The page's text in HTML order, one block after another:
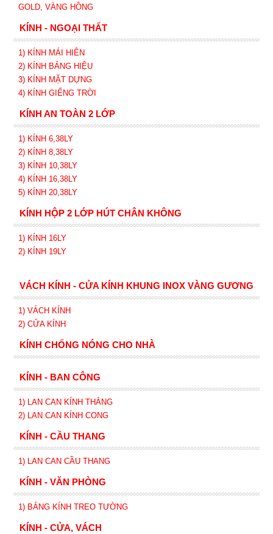
GOLD, VÀNG HỒNG
KÍNH - NGOẠI THẤT
1) KÍNH MÁI HIÊN
2) KÍNH BẢNG HIỆU
3) KÍNH MẶT DỰNG
4) KÍNH GIẾNG TRỜI
KÍNH AN TOÀN 2 LỚP
1) KÍNH 6,38LY
2) KÍNH 8,38LY
3) KÍNH 10,38LY
4) KÍNH 16,38LY
5) KÍNH 20,38LY
KÍNH HỘP 2 LỚP HÚT CHÂN KHÔNG
1) KÍNH 16LY
2) KÍNH 19LY
VÁCH KÍNH - CỬA KÍNH KHUNG INOX VÀNG GƯƠNG
1) VÁCH KÍNH
2) CỬA KÍNH
KÍNH CHỐNG NÓNG CHO NHÀ
KÍNH - BAN CÔNG
1) LAN CAN KÍNH THẲNG
2)
LAN CAN KÍNH CONG
KÍNH - CẦU THANG
1) LAN CAN CẦU THANG
KÍNH - VĂN PHÒNG
1) BẢNG KÍNH TREO TƯỜNG
KÍNH - CỬA, VÁCH